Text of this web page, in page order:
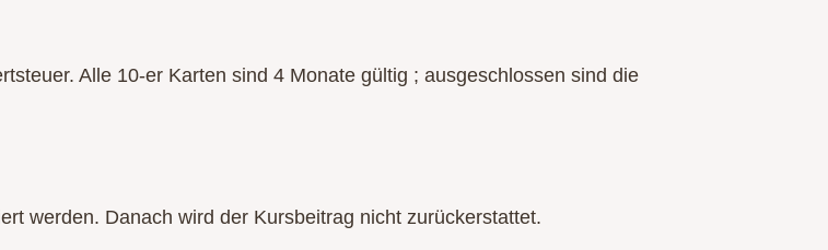
Alle 10-er Karten sind 4 Monate gültig ; ausgeschlossen sind die
werden. Danach wird der Kursbeitrag nicht zurückerstattet.